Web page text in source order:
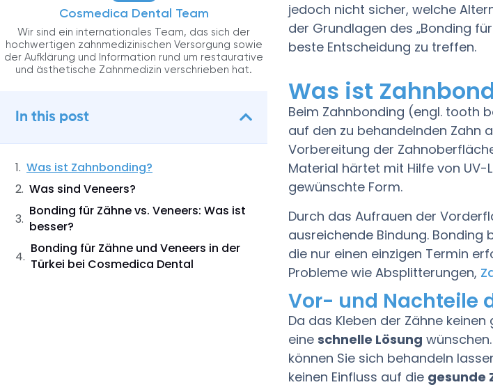
Cosmedica Dental Team
Wir sind ein internationales Team, das sich der
hochwertigen zahnmedizinischen Versorgung sowie
der Aufklärung und Information rund um restaurative
und ästhetische Zahnmedizin verschrieben hat.
In this post
Was ist Zahnbonding?
Was sind Veneers?
Bonding für Zähne vs. Veneers: Was ist
besser?
Bonding für Zähne und Veneers in der
Türkei bei Cosmedica Dental
jedoch nicht sicher, welche
der Grundlagen des „Bonding
beste Entscheidung zu treffen.
Was ist
Beim Zahnbonding (engl. tooth
auf den zu behandelnden Zahn
Vorbereitung der
Material härtet mit Hilfe von
gewünschte Form.
Durch das Aufrauen der
ausreichende Bindung. Bonding
die nur einen einzigen Termin
Probleme wie Absplitterungen,
Vor- und Nachteile
Da das Kleben der Zähne
eineschnelle Lösung
können Sie sich behandeln
keinen Einfluss auf die gesunde